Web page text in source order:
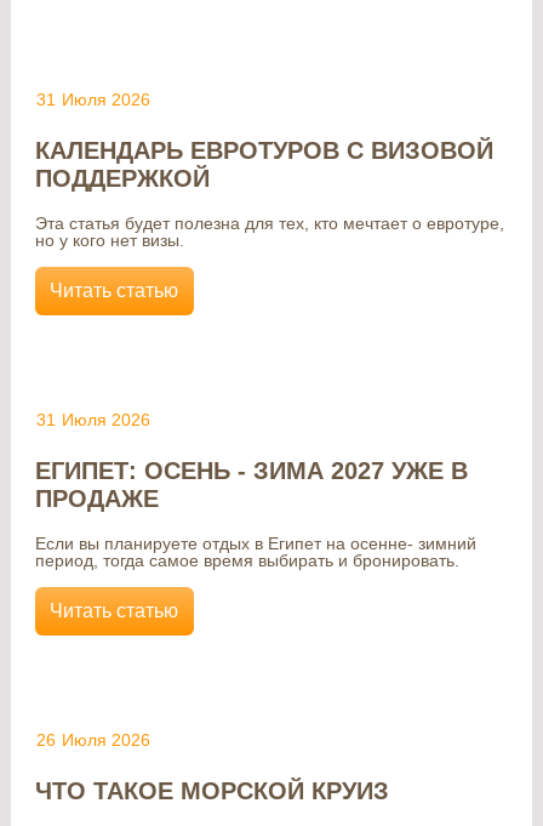
31 Июля 2026
КАЛЕНДАРЬ ЕВРОТУРОВ С ВИЗОВОЙ
ПОДДЕРЖКОЙ
Эта статья будет полезна для тех, кто мечтает о евротуре,
но у кого нет визы.
Читать статью
31 Июля 2026
ЕГИПЕТ: ОСЕНЬ - ЗИМА 2027 УЖЕ В
ПРОДАЖЕ
Если вы планируете отдых в Египет на осенне- зимний
период, тогда самое время выбирать и бронировать.
Читать статью
26 Июля 2026
ЧТО ТАКОЕ МОРСКОЙ КРУИЗ